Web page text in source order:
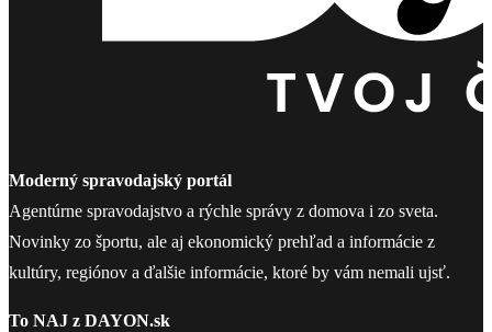
Moderný spravodajský portál
Agentúrne spravodajstvo a rýchle správy z domova i zo sveta.
Novinky zo športu, ale aj ekonomický prehľad a informácie z
kultúry, regiónov a ďalšie informácie, ktoré by vám nemali ujsť.
To NAJ z DAYON.sk